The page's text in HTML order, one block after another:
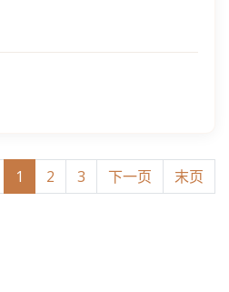
1 2 3 下一页 末页